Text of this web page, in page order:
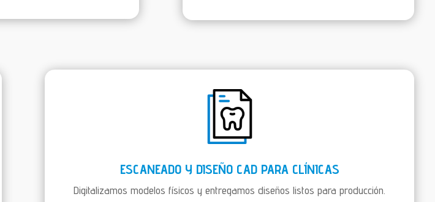
ESCANEADO Y DISEÑO CAD PARA CLÍNICAS
Digitalizamos modelos físicos y entregamos diseños listos para producción.